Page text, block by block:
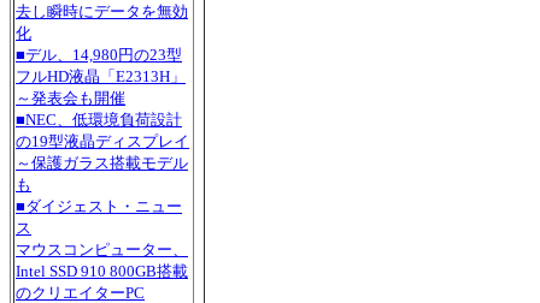
去し瞬時にデータを無効
化
■デル、14,980円の23型
フルHD液晶「E2313H」
～発表会も開催
■NEC、低環境負荷設計
の19型液晶ディスプレイ
～保護ガラス搭載モデル
も
■ダイジェスト・ニュー
ス
マウスコンピューター、
Intel SSD 910 800GB搭載
のクリエイターPC